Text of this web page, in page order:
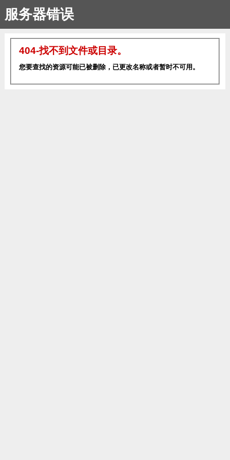
服务器错误
404-找不到文件或目录。
您要查找的资源可能已被删除，已更改名称或者暂时不可用。